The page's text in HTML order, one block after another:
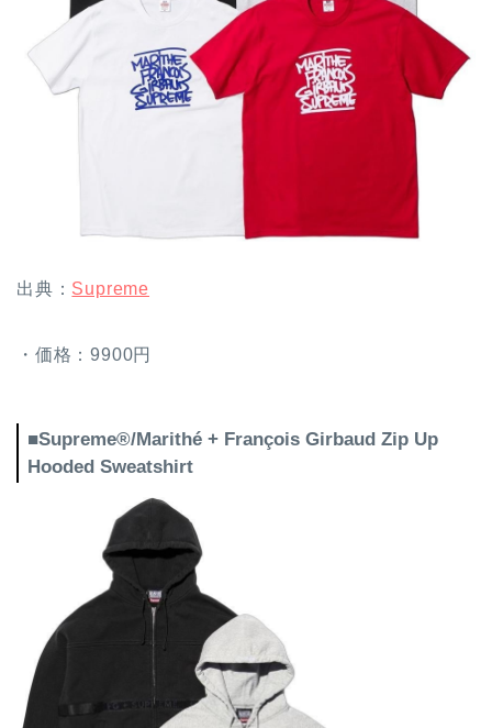
出典： Supreme
・価格：9900円
■Supreme®/Marithé + François Girbaud Zip Up
Hooded Sweatshirt